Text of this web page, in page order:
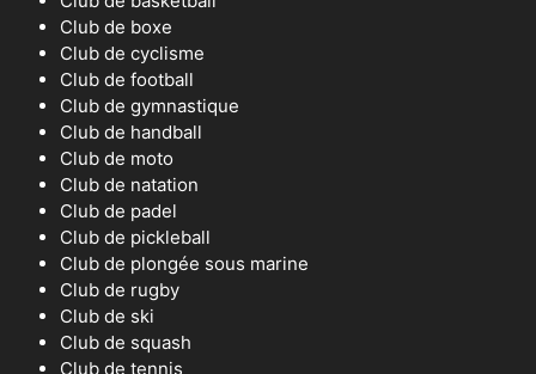
Club de boxe
Club de cyclisme
Club de football
Club de gymnastique
Club de handball
Club de moto
Club de natation
Club de padel
Club de pickleball
Club de plongée sous marine
Club de rugby
Club de ski
Club de squash
Club de tennis